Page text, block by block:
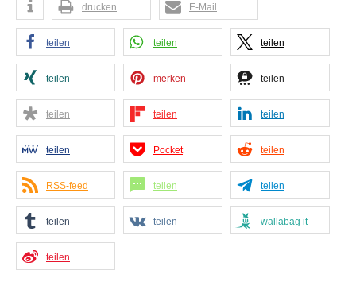
drucken E-Mail
teilen teilen teilen
teilen merken teilen
teilen teilen teilen
teilen Pocket teilen
RSS-feed teilen teilen
teilen teilen wallabag it
teilen